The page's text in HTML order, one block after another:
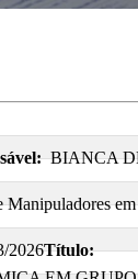
BIANCA
2026Título: